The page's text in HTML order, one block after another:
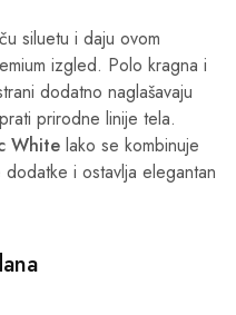
siluetu i daju ovom
izgled. Polo kragna i
dodatno naglašavaju
prirodne linije tela.
White lako se kombinuje
i ostavlja elegantan